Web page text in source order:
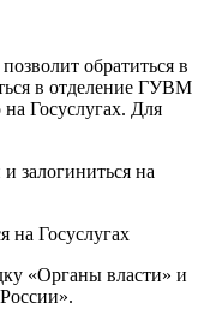
обратиться в
в отделение ГУВМ
на Госуслугах. Для
залогиниться на
«Органы власти» и